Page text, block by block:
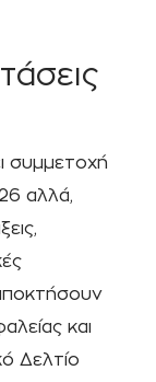
συμμετοχή
αλλά,
και
Δελτίο